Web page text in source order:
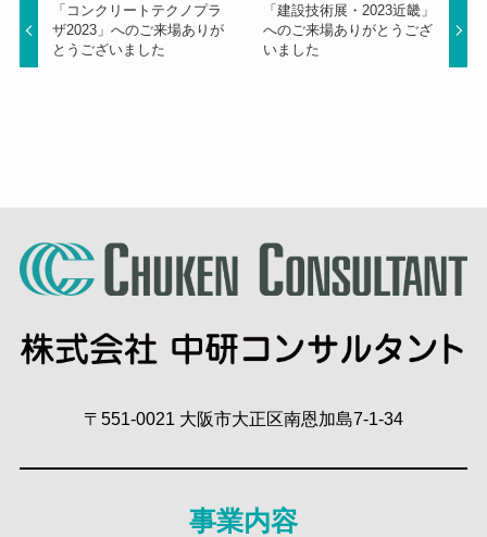
「コンクリートテクノプラ
ザ2023」へのご来場ありが
とうございました
「建設技術展・2023近畿」
へのご来場ありがとうござ
いました
〒551-0021 大阪市大正区南恩加島7-1-34
事業内容